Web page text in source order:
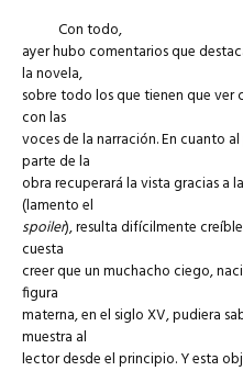
Con todo,
ayer hubo comentarios que
la novela,
sobre todo los que tienen que ver
con las
voces de la narración. En cuanto
parte de la
obra recuperará la vista gracias a
(lamento el
spoiler), resulta difícilmente
cuesta
creer que un muchacho ciego,
figura
materna, en el siglo XV, pudiera
muestra al
lector desde el principio. Y esta